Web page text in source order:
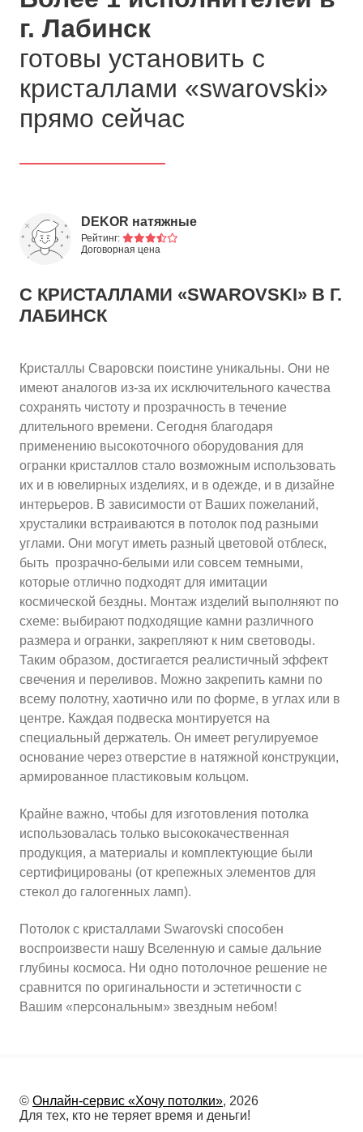
г. Лабинск
готовы установить с
кристаллами «swarovski»
прямо сейчас
DEKOR натяжные
потолки
Рейтинг:
Договорная цена
С КРИСТАЛЛАМИ «SWAROVSKI» В Г.
ЛАБИНСК
Кристаллы Сваровски поистине уникальны. Они не
имеют аналогов из-за их исключительного качества
сохранять чистоту и прозрачность в течение
длительного времени. Сегодня благодаря
применению высокоточного оборудования для
огранки кристаллов стало возможным использовать
их и в ювелирных изделиях, и в одежде, и в дизайне
интерьеров. В зависимости от Ваших пожеланий,
хрусталики встраиваются в потолок под разными
углами. Они могут иметь разный цветовой отблеск,
быть прозрачно-белыми или совсем темными,
которые отлично подходят для имитации
космической бездны. Монтаж изделий выполняют по
схеме: выбирают подходящие камни различного
размера и огранки, закрепляют к ним световоды.
Таким образом, достигается реалистичный эффект
свечения и переливов. Можно закрепить камни по
всему полотну, хаотично или по форме, в углах или в
центре. Каждая подвеска монтируется на
специальный держатель. Он имеет регулируемое
основание через отверстие в натяжной конструкции,
армированное пластиковым кольцом.
Крайне важно, чтобы для изготовления потолка
использовалась только высококачественная
продукция, а материалы и комплектующие были
сертифицированы (от крепежных элементов для
стекол до галогенных ламп).
Потолок с кристаллами Swarovski способен
воспроизвести нашу Вселенную и самые дальние
глубины космоса. Ни одно потолочное решение не
сравнится по оригинальности и эстетичности с
Вашим «персональным» звездным небом!
© Онлайн-сервис «Хочу потолки», 2026
Для тех, кто не теряет время и деньги!